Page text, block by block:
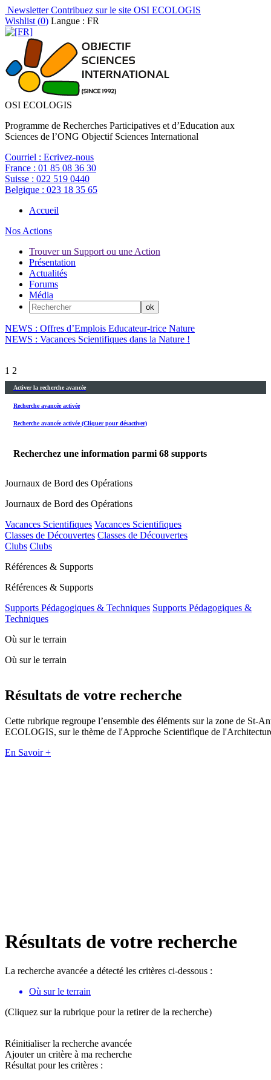
NewsletterContribuez sur le site OSI ECOLOGIS
Wishlist (0) Langue : FR
OSI ECOLOGIS
Programme de Recherches Participatives et d’Education aux
Sciences de l’ONG Objectif Sciences International
Courriel : Ecrivez-nous
France : 01 85 08 36 30
Suisse : 022 519 0440
Belgique : 023 18 35 65
Accueil
Nos Actions
Trouver un Support ou une Action
Présentation
Actualités
Forums
Média
NEWS : Offres d’Emplois Educateur-trice Nature
NEWS : Vacances Scientifiques dans la Nature !
1 2
Activer la recherche avancée
Recherche avancée activée
Recherche avancée activée (Cliquer pour désactiver)
Recherchez une information parmi 68 supports
Journaux de Bord des Opérations
Journaux de Bord des Opérations
Vacances Scientifiques Vacances Scientifiques
Classes de Découvertes Classes de Découvertes
Clubs Clubs
Références & Supports
Références & Supports
Supports Pédagogiques & Techniques Supports Pédagogiques &
Techniques
Où sur le terrain
Où sur le terrain
Résultats de votre recherche
Cette rubrique regroupe l’ensemble des éléments sur la zone de St-
ECOLOGIS, sur le thème de l'Approche Scientifique de
En Savoir +
Résultats de votre recherche
La recherche avancée a détecté les critères ci-dessous :
Où sur le terrain
(Cliquez sur la rubrique pour la retirer de la recherche)
Réinitialiser la recherche avancée
Ajouter un critère à ma recherche
Résultat pour les critères :